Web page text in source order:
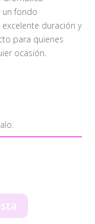
un fondo
duración y
para quienes
ocasión.